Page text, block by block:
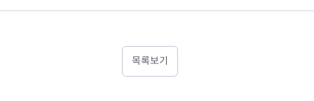
목록보기